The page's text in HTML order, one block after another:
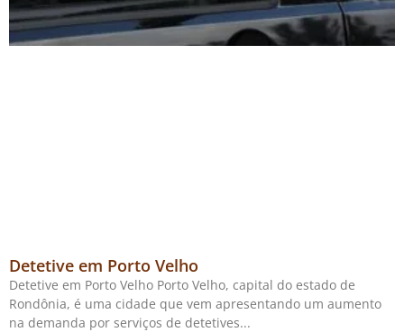
Detetive em Porto Velho
Detetive em Porto Velho Porto Velho, capital do estado de
Rondônia, é uma cidade que vem apresentando um aumento
na demanda por serviços de detetives